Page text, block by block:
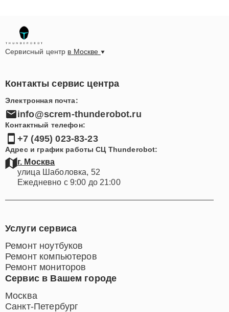
Сервисный центр в Москве
Контакты сервис центра
Электронная почта:
info@screm-thunderobot.ru
Контактный телефон:
+7 (495) 023-83-23
Адрес и график работы СЦ Thunderobot:
г. Москва
улица Шаболовка, 52
Ежедневно с 9:00 до 21:00
Сервис в Вашем городе
Москва
Санкт-Петербург
Услуги сервиса
Ремонт ноутбуков
Ремонт компьютеров
Ремонт мониторов